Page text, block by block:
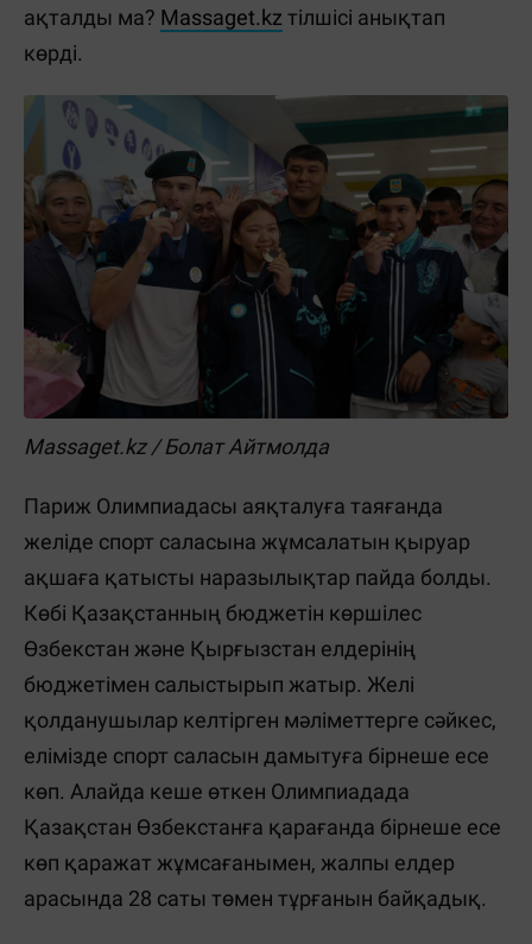
ақталды ма? Massaget.kz тілшісі анықтап
көрді.
Massaget.kz / Болат Айтмолда
Париж Олимпиадасы аяқталуға таяғанда
желіде спорт саласына жұмсалатын қыруар
ақшаға қатысты наразылықтар пайда болды.
Көбі Қазақстанның бюджетін көршілес
Өзбекстан және Қырғызстан елдерінің
бюджетімен салыстырып жатыр. Желі
қолданушылар келтірген мәліметтерге сәйкес,
елімізде спорт саласын дамытуға бірнеше есе
көп. Алайда кеше өткен Олимпиадада
Қазақстан Өзбекстанға қарағанда бірнеше есе
көп қаражат жұмсағанымен, жалпы елдер
арасында 28 саты төмен тұрғанын байқадық.